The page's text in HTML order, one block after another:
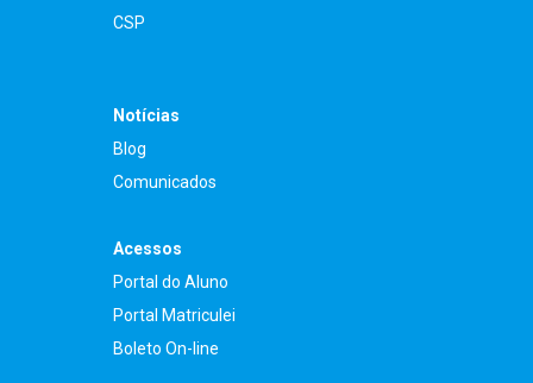
CSP
Notícias
Blog
Comunicados
Acessos
Portal do Aluno
Portal Matriculei
Boleto On-line